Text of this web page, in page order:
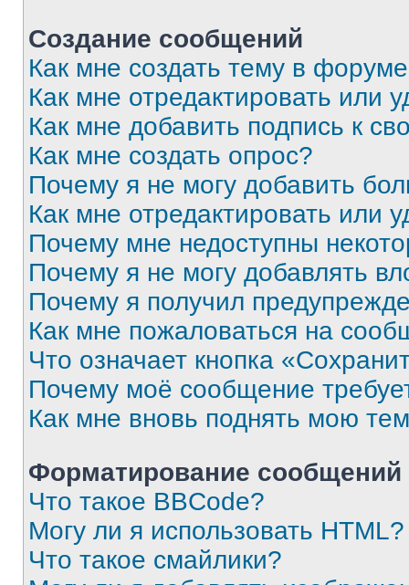
Создание сообщений
Как мне создать тему в
Как мне отредактировать или
Как мне добавить подпись к
Как мне создать опрос?
Почему я не могу добавить
Как мне отредактировать или
Почему мне недоступны
Почему я не могу добавлять
Почему я получил
Как мне пожаловаться на
Что означает кнопка
Почему моё сообщение
Как мне вновь поднять мою
Форматирование
Что такое BBCode?
Могу ли я использовать HTML?
Что такое смайлики?